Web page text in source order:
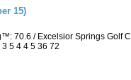
15)
70.6 / Excelsior Springs
5 4 4 5 36 72